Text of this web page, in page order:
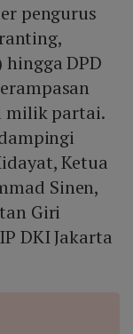
pengurus
hingga DPD
milik partai.
Ketua
Sinen,
Giri
DKI Jakarta